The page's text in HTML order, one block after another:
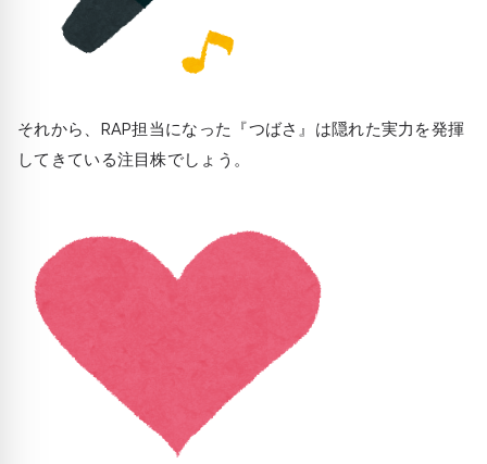
それから、RAP担当になった『つばさ』は隠れた実力を発揮
してきている注目株でしょう。